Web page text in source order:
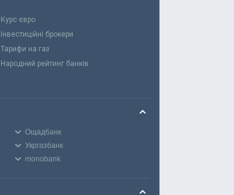
Курс євро
Інвестиційні брокери
Тарифи на газ
Народний рейтинг банків
Ощадбанк
Укргазбанк
monobank